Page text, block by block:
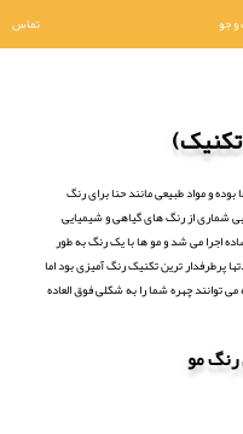
جو تماس
و مواد طبیعی مانند حنا برای رنگ
شماری از رنگ های گیاهی و شیمیایی
اجرا می شد و مو ها با یک رنگ به طور
ترین تکنیک رنگ آمیزی بود اما
توانند چهره شما را به شکلی فوق العاده
مو